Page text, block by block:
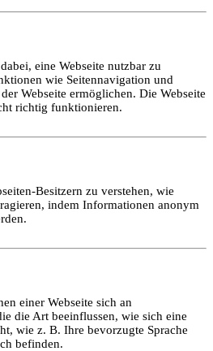
eine Webseite nutzbar zu
wie Seitennavigation und
Webseite ermöglichen. Die Webseite
richtig funktionieren.
Besitzern zu verstehen, wie
indem Informationen anonym
einer Webseite sich an
die Art beeinflussen, wie sich eine
wie z. B. Ihre bevorzugte Sprache
befinden.